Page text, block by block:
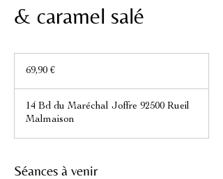
& caramel salé
euros
69,90 €
14 Bd du Maréchal Joffre 92500 Rueil
Malmaison
Séances à venir